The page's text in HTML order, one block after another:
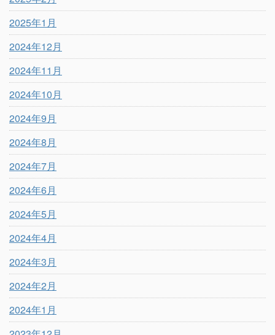
2025年1月
2024年12月
2024年11月
2024年10月
2024年9月
2024年8月
2024年7月
2024年6月
2024年5月
2024年4月
2024年3月
2024年2月
2024年1月